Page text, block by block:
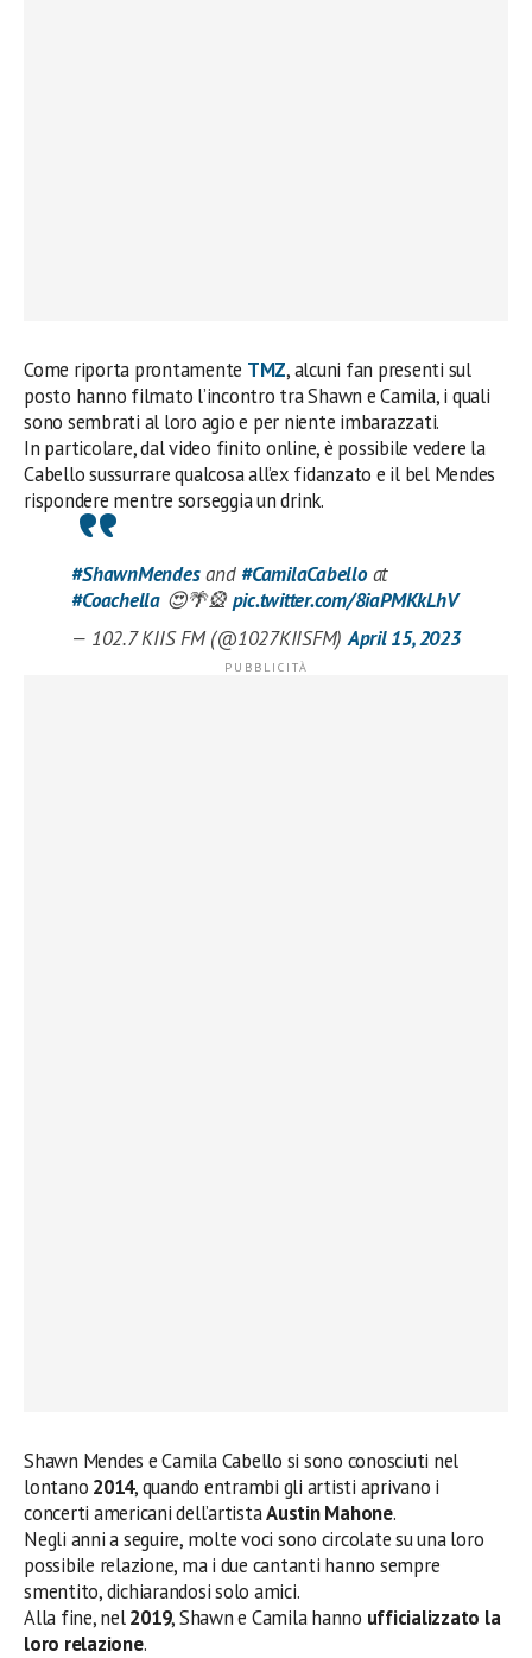
Come riporta prontamente TMZ, alcuni fan presenti sul
posto hanno filmato l’incontro tra Shawn e Camila, i quali
sono sembrati al loro agio e per niente imbarazzati.
In particolare, dal video finito online, è possibile vedere la
Cabello sussurrare qualcosa all’ex fidanzato e il bel Mendes
rispondere mentre sorseggia un drink.
#ShawnMendesand #CamilaCabelloat
#Coachella😍🌴🎡 pic.twitter.com/8iaPMKkLhV
— 102.7 KIIS FM (@1027KIISFM)April 15, 2023
Shawn Mendes e Camila Cabello si sono conosciuti nel
lontano 2014, quando entrambi gli artisti aprivano i
concerti americani dell’artistaAustin Mahone.
Negli anni a seguire, molte voci sono circolate su una loro
possibile relazione, ma i due cantanti hanno sempre
smentito, dichiarandosi solo amici.
Alla fine, nel2019, Shawn e Camila hanno ufficializzato la
loro relazione.